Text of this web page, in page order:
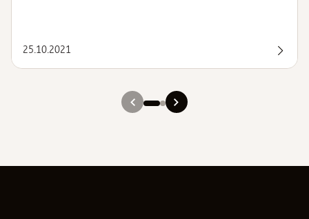
25.10.2021
Slajd 1
Slajd 2